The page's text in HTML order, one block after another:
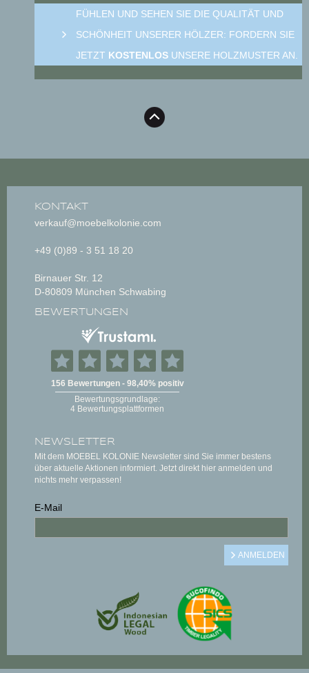
FÜHLEN UND SEHEN SIE DIE QUALITÄT UND
SCHÖNHEIT UNSERER HÖLZER: FORDERN SIE
JETZT KOSTENLOS UNSERE HOLZMUSTER AN.
KONTAKT
verkauf@moebelkolonie.com
+49 (0)89 - 3 51 18 20
Birnauer Str. 12
D-80809 München Schwabing
BEWERTUNGEN
NEWSLETTER
Mit dem MOEBEL KOLONIE Newsletter sind Sie immer bestens
über aktuelle Aktionen informiert. Jetzt direkt hier anmelden und
nichts mehr verpassen!
E-Mail